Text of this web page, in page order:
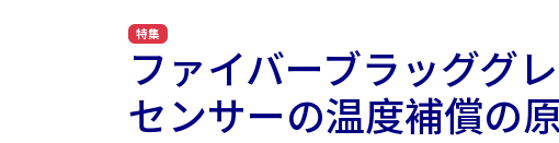
特集
ファイバーブラッググ
センサーの温度補償の